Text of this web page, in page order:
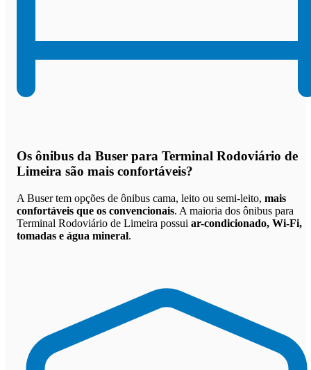
Os ônibus da Buser para Terminal Rodoviário de
Limeira são mais confortáveis?
A Buser tem opções de ônibus cama, leito ou semi-leito, mais
confortáveis que os convencionais. A maioria dos ônibus para
Terminal Rodoviário de Limeira possui ar-condicionado, Wi-Fi,
tomadas e água mineral.